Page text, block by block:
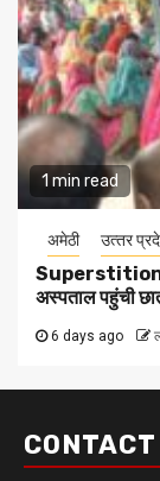
1 min read
अमेठी उत्‍तर
Superstition :
अस्पताल पहुंची
6 days ago